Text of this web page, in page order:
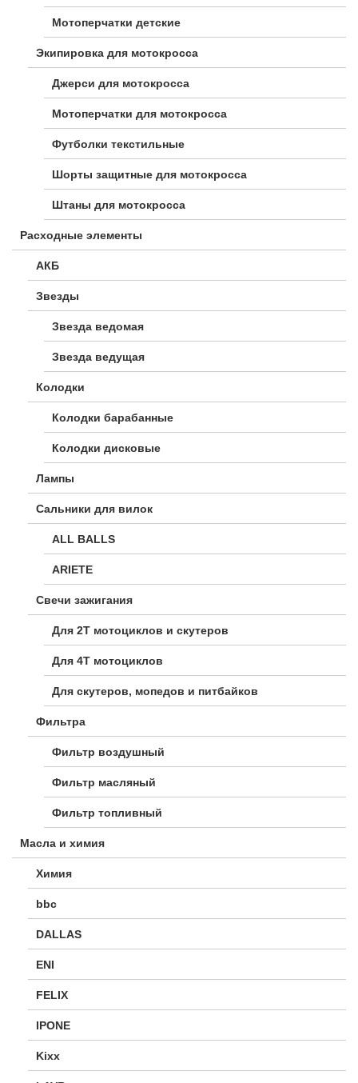
Мотоперчатки детские
Экипировка для мотокросса
Джерси для мотокросса
Мотоперчатки для мотокросса
Футболки текстильные
Шорты защитные для мотокросса
Штаны для мотокросса
Расходные элементы
АКБ
Звезды
Звезда ведомая
Звезда ведущая
Колодки
Колодки барабанные
Колодки дисковые
Лампы
Сальники для вилок
ALL BALLS
ARIETE
Свечи зажигания
Для 2Т мотоциклов и скутеров
Для 4Т мотоциклов
Для скутеров, мопедов и питбайков
Фильтра
Фильтр воздушный
Фильтр масляный
Фильтр топливный
Масла и химия
Химия
bbc
DALLAS
ENI
FELIX
IPONE
Kixx